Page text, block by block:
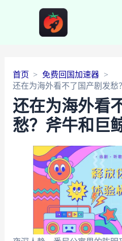
首页
免费回国加速器
还在为海外看不了国产剧发愁
还在为海外看
愁？斧牛和巨